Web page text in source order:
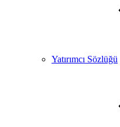
Yatırımcı Sözlüğü